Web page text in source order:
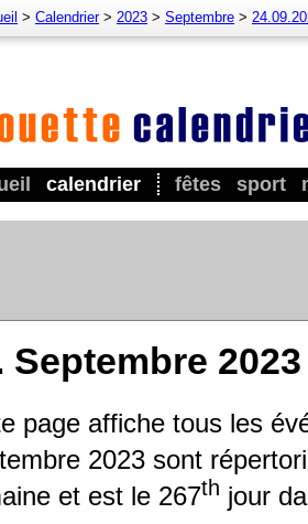
calendrier fêtes sport
> Calendrier> 2023 > Septembre >
Septembre 2023
page affiche tous les
2023 sont
et est le 267th jour